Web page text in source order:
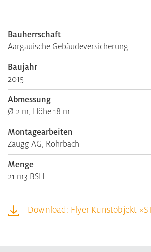
Bauherrschaft
Aargauische Gebäudeversicherung
Baujahr
2015
Abmessung
Ø 2 m, Höhe 18 m
Montagearbeiten
Zaugg AG, Rohrbach
Menge
21 m3 BSH
Download: Flyer Kunstobjekt